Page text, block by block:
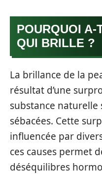
POURQUOI A-
QUI BRILLE ?
La brillance de la
résultat d’une
substance naturelle
sébacées. Cette
influencée par
ces causes permet
déséquilibres